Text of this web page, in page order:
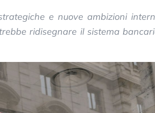
e nuove ambizioni
ridisegnare il sistema